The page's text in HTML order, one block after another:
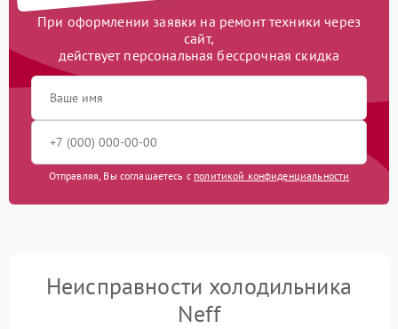
При оформлении заявки на ремонт техники через
сайт,
действует персональная бессрочная скидка
Отправляя, Вы соглашаетесь с политикой конфиденциальности
Неисправности холодильника
Neff